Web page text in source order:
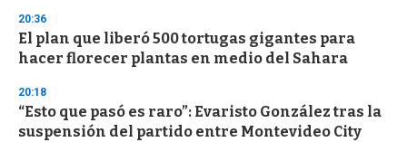
20:36
El plan que liberó 500 tortugas gigantes para
hacer florecer plantas en medio del Sahara
20:18
“Esto que pasó es raro”: Evaristo González tras la
suspensión del partido entre Montevideo City